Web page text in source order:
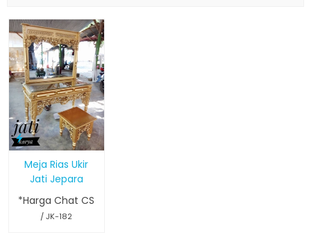
Meja Rias Ukir
Jati Jepara
*Harga Chat CS
/ JK-182